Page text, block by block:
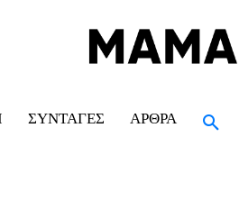
ΣΥΝΤΑΓΈΣ ΆΡΘΡΑ